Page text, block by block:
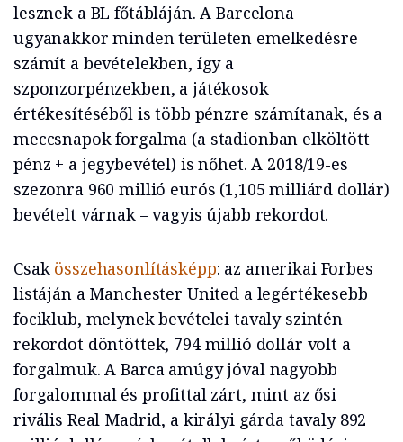
lesznek a BL főtábláján. A Barcelona
ugyanakkor minden területen emelkedésre
számít a bevételekben, így a
szponzorpénzekben, a játékosok
értékesítéséből is több pénzre számítanak, és a
meccsnapok forgalma (a stadionban elköltött
pénz + a jegybevétel) is nőhet. A 2018/19-es
szezonra 960 millió eurós (1,105 milliárd dollár)
bevételt várnak – vagyis újabb rekordot.
Csak összehasonlításképp: az amerikai Forbes
listáján a Manchester United a legértékesebb
fociklub, melynek bevételei tavaly szintén
rekordot döntöttek, 794 millió dollár volt a
forgalmuk. A Barca amúgy jóval nagyobb
forgalommal és profittal zárt, mint az ősi
rivális Real Madrid, a királyi gárda tavaly 892